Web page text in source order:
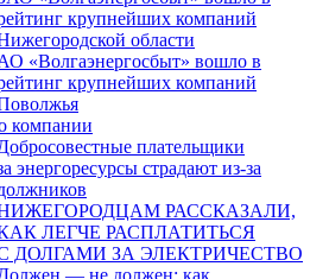
крупнейших компаний
области
«Волгаэнергосбыт» вошло в
крупнейших компаний
плательщики
энергоресурсы страдают из-за
РАССКАЗАЛИ,
ЛЕГЧЕ РАСПЛАТИТЬСЯ
ДОЛГАМИ ЗА ЭЛЕКТРИЧЕСТВО